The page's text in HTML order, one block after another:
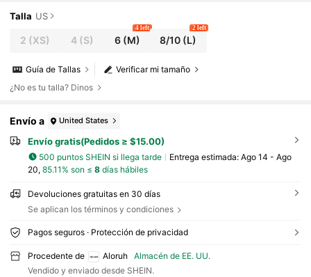
rgo casual, atuendos de playa para mujer, vestido largo elega
nte, vestidos de cumpleaños para mujer, vestido de graduaci
ón, vestido de dama de honor, bodas y eventos, vestido de fie
sta de boda, vestidos de festival
Talla US
2 (XS) 4(S) 6(M)
4 left
8/10 (L)
2 left
Verificar mi tamaño
Guía de Tallas
¿No es tu talla? Dinos
Envío a United States
Envío gratis(Pedidos ≥ $15.00)
500 puntos SHEIN si llega tarde Entrega estimada: Ago 14 - Ago
20, 85.11% son ≤ 8días hábiles
Devoluciones gratuitas en 30 días
Se aplican los términos y condiciones
Pagos seguros · Protección de privacidad
Procedente de Aloruh
Almacén de EE. UU.
Vendido y enviado desde SHEIN.